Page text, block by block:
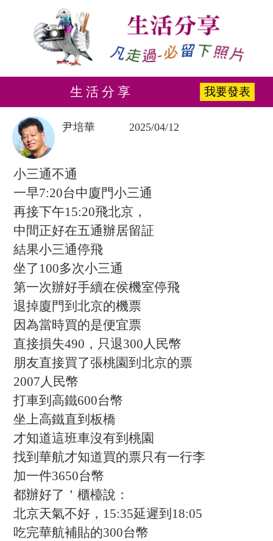
生 活 分 享 我要發表
尹培華 2025/04/12
小三通不通
一早7:20台中廈門小三通
再接下午15:20飛北京，
中間正好在五通辦居留証
結果小三通停飛
坐了100多次小三通
第一次辦好手續在侯機室停飛
退掉廈門到北京的機票
因為當時買的是便宜票
直接損失490，只退300人民幣
朋友直接買了張桃園到北京的票
2007人民幣
打車到高鐵600台幣
坐上高鐵直到板橋
才知道這班車沒有到桃園
找到華航才知道買的票只有一行李
加一件3650台幣
都辦好了＇櫃檯說：
北京天氣不好，15:35延遲到18:05
吃完華航補貼的300台幣